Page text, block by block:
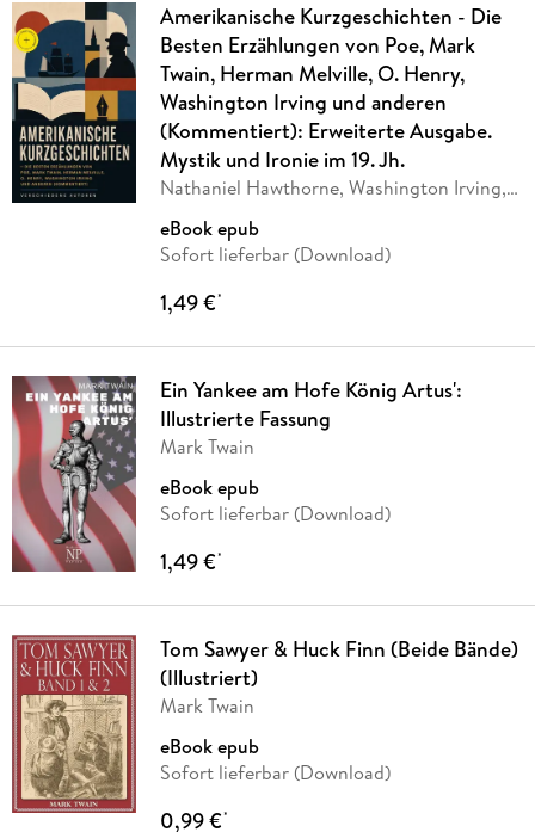
Amerikanische Kurzgeschichten - Die
Besten Erzählungen von Poe, Mark
Twain, Herman Melville, O. Henry,
Washington Irving und anderen
(Kommentiert): Erweiterte Ausgabe.
Mystik und Ironie im 19. Jh.
Nathaniel Hawthorne, Washington Irving,
Edgar
eBook epub
Sofort lieferbar (Download)
1,49 €*
Ein Yankee am Hofe König Artus':
Illustrierte Fassung
Mark Twain
eBook epub
Sofort lieferbar (Download)
1,49 €*
Tom Sawyer & Huck Finn (Beide Bände)
(Illustriert)
Mark Twain
eBook epub
Sofort lieferbar (Download)
0,99 €*